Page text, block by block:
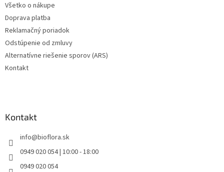
Všetko o nákupe
Doprava platba
Reklamačný poriadok
Odstúpenie od zmluvy
Alternatívne riešenie sporov (ARS)
Kontakt
Kontakt
info@bioflora.sk
0949 020 054 | 10:00 - 18:00
0949 020 054